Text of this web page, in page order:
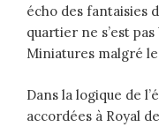
écho des fantaisies
quartier ne s’est
Miniatures malgré
Dans la logique de
accordées à Royal